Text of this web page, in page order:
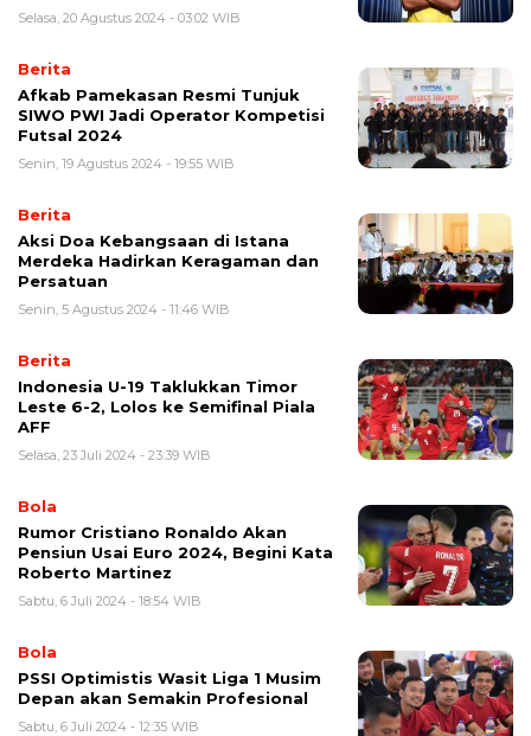
Selasa, 20 Agustus 2024 - 03:02 WIB
Berita
Afkab Pamekasan Resmi Tunjuk
SIWO PWI Jadi Operator Kompetisi
Futsal 2024
Senin, 19 Agustus 2024 - 19:55 WIB
Berita
Aksi Doa Kebangsaan di Istana
Merdeka Hadirkan Keragaman dan
Persatuan
Senin, 5 Agustus 2024 - 11:46 WIB
Berita
Indonesia U-19 Taklukkan Timor
Leste 6-2, Lolos ke Semifinal Piala
AFF
Selasa, 23 Juli 2024 - 23:39 WIB
Bola
Rumor Cristiano Ronaldo Akan
Pensiun Usai Euro 2024, Begini Kata
Roberto Martinez
Sabtu, 6 Juli 2024 - 18:54 WIB
Bola
PSSI Optimistis Wasit Liga 1 Musim
Depan akan Semakin Profesional
Sabtu, 6 Juli 2024 - 12:35 WIB